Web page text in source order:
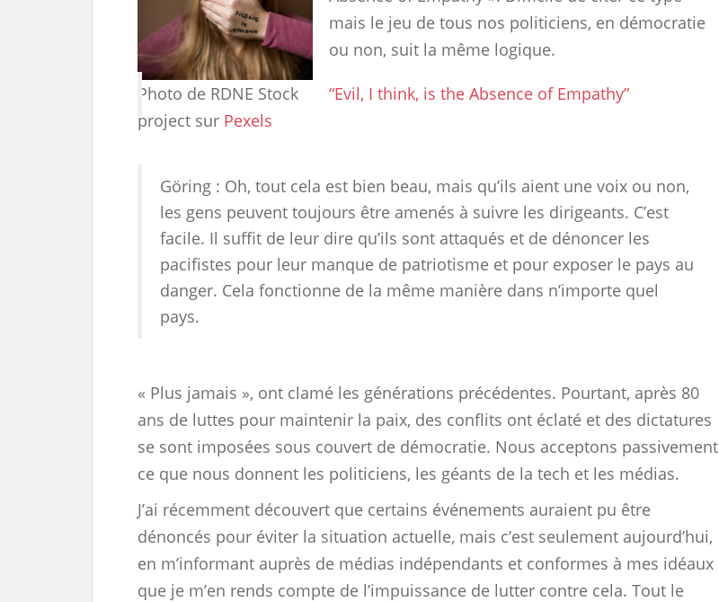
Photo de RDNE Stock
project sur Pexels
mais le jeu de tous nos politiciens, en démocratie
ou non, suit la même logique.
“Evil, I think, is the Absence of Empathy”
Göring : Oh, tout cela est bien beau, mais qu’ils aient une voix ou non,
les gens peuvent toujours être amenés à suivre les dirigeants. C’est
facile. Il suffit de leur dire qu’ils sont attaqués et de dénoncer les
pacifistes pour leur manque de patriotisme et pour exposer le pays au
danger. Cela fonctionne de la même manière dans n’importe quel
pays.
« Plus jamais », ont clamé les générations précédentes. Pourtant, après 80
ans de luttes pour maintenir la paix, des conflits ont éclaté et des dictatures
se sont imposées sous couvert de démocratie. Nous acceptons passivement
ce que nous donnent les politiciens, les géants de la tech et les médias.
J’ai récemment découvert que certains événements auraient pu être
dénoncés pour éviter la situation actuelle, mais c’est seulement aujourd’hui,
en m’informant auprès de médias indépendants et conformes à mes idéaux
que je m’en rends compte de l’impuissance de lutter contre cela. Tout le